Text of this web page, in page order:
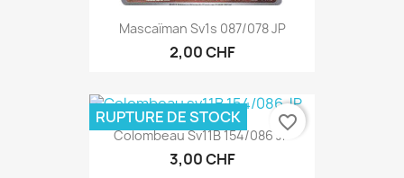
Mascaïman Sv1s 087/078 JP
2,00 CHF
Colombeau Sv11B 154/086 JP
3,00 CHF
RUPTURE DE STOCK favorite_border